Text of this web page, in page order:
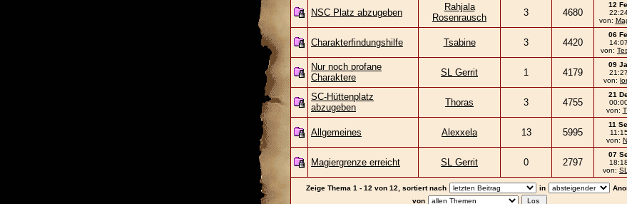
NSC Platz abzugeben
Rahjala
Rosenrausch
3 4680
12
von:
Charakterfindungshilfe Tsabine 3 4420
06
von:
Nur noch profane
Charaktere
SL Gerrit 1 4179
09
von:
SC-Hüttenplatz
abzugeben
Thoras 3 4755
21
von:
Allgemeines Alexxela 13 5995
11
von:
Magiergrenze erreicht SL Gerrit 0 2797
07
von:
Zeige Thema 1 - 12 von 12, sortiert nach in
von